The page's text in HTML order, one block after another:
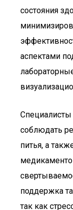
состояния
аспектами
соблюдать
питья, а
поддержка
так как